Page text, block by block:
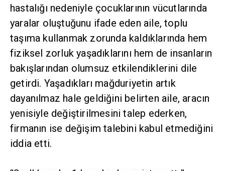
hastalığı nedeniyle çocuklarının vücutlarında
yaralar oluştuğunu ifade eden aile, toplu
taşıma kullanmak zorunda kaldıklarında hem
fiziksel zorluk yaşadıklarını hem de insanların
bakışlarından olumsuz etkilendiklerini dile
getirdi. Yaşadıkları mağduriyetin artık
dayanılmaz hale geldiğini belirten aile, aracın
yenisiyle değiştirilmesini talep ederken,
firmanın ise değişim talebini kabul etmediğini
iddia etti.